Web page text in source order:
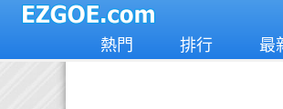
熱門 排行 最